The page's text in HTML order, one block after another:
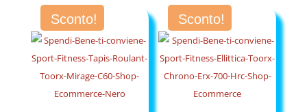
era:
€750,00.€650,00.
era:
€650,00.
€550,00.
Sconto! Sconto!